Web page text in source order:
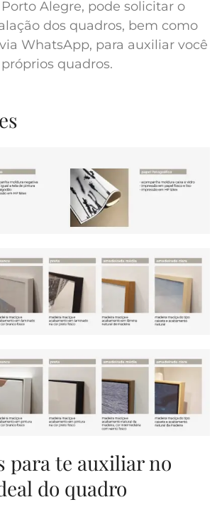
Alegre, pode solicitar o
dos quadros, bem como
WhatsApp, para auxiliar você
quadros.
para te auxiliar no
do quadro